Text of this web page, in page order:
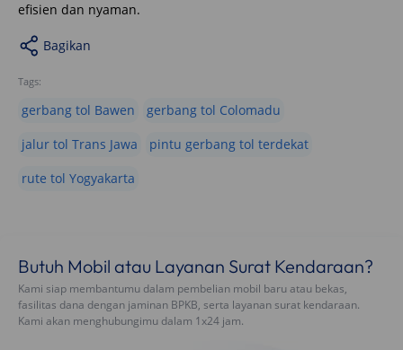
efisien dan nyaman.
Bagikan
Tags:
gerbang tol Bawen
gerbang tol Colomadu
jalur tol Trans Jawa
pintu gerbang tol terdekat
rute tol Yogyakarta
Butuh Mobil atau Layanan Surat Kendaraan?
Kami siap membantumu dalam pembelian mobil baru atau bekas,
fasilitas dana dengan jaminan BPKB, serta layanan surat kendaraan.
Kami akan menghubungimu dalam 1x24 jam.